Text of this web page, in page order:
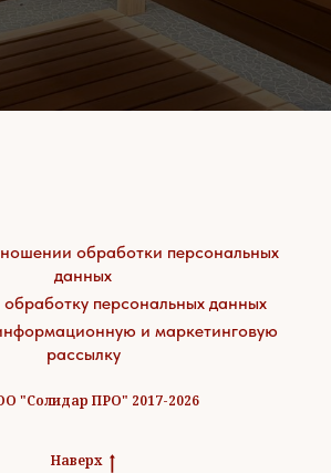
обработки персональных
данных
персональных данных
и маркетинговую
рассылку
"Солидар ПРО" 2017-2026
Наверх